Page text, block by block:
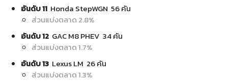
อันดับ 11 Honda StepWGN 56 คัน
ส่วนแบ่งตลาด 2.8%
อันดับ 12 GAC M8 PHEV 34 คัน
ส่วนแบ่งตลาด 1.7%
อันดับ 13 Lexus LM 26 คัน
ส่วนแบ่งตลาด 1.3%